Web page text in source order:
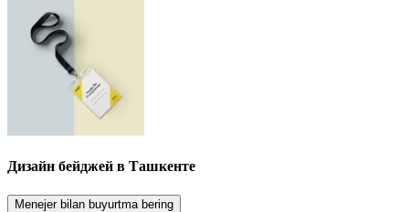
Дизайн бейджей в Ташкенте
Menejer bilan buyurtma bering